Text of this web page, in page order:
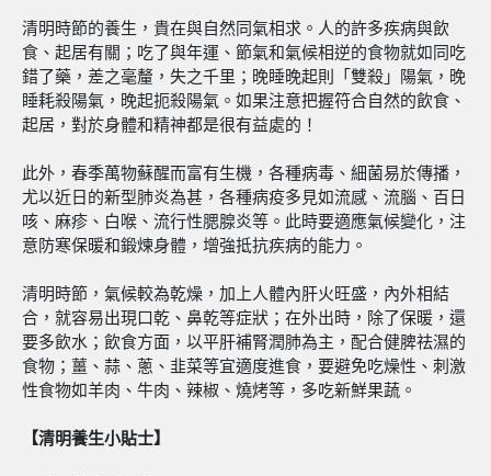
清明時節的養生，貴在與自然同氣相求。人的許多疾病與飲
食、起居有關；吃了與年運、節氣和氣候相逆的食物就如同吃
錯了藥，差之毫釐，失之千里；晚睡晚起則「雙殺」陽氣，晚
睡耗殺陽氣，晚起扼殺陽氣。如果注意把握符合自然的飲食、
起居，對於身體和精神都是很有益處的！
此外，春季萬物蘇醒而富有生機，各種病毒、細菌易於傳播，
尤以近日的新型肺炎為甚，各種病疫多見如流感、流腦、百日
咳、麻疹、白喉、流行性腮腺炎等。此時要適應氣候變化，注
意防寒保暖和鍛煉身體，增強抵抗疾病的能力。
清明時節，氣候較為乾燥，加上人體內肝火旺盛，內外相結
合，就容易出現口乾、鼻乾等症狀；在外出時，除了保暖，還
要多飲水；飲食方面，以平肝補腎潤肺為主，配合健脾祛濕的
食物；薑、蒜、蔥、韭菜等宜適度進食，要避免吃燥性、刺激
性食物如羊肉、牛肉、辣椒、燒烤等，多吃新鮮果蔬。
【清明養生小貼士】